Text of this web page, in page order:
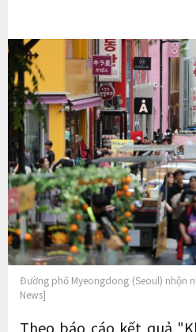
Đường phố Myeongdong (Seoul) nhộn
News]
Theo báo cáo kết quả